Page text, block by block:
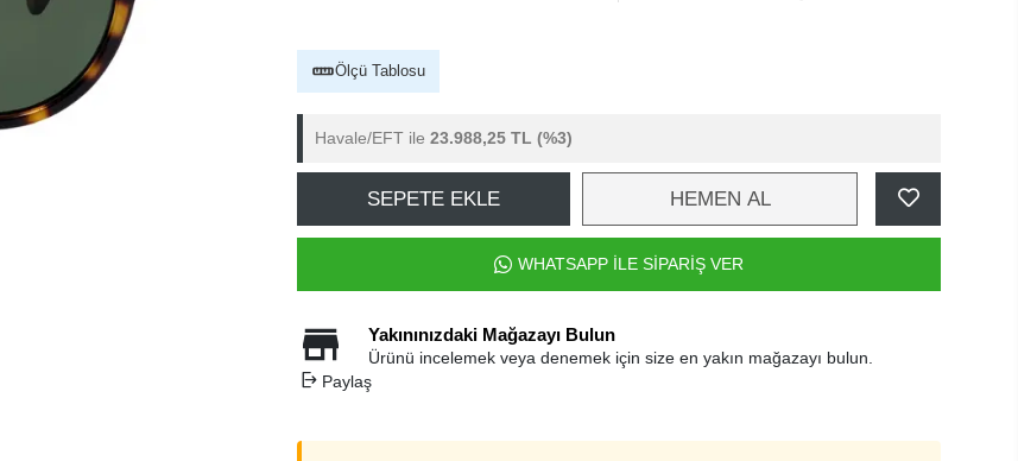
Ölçü Tablosu
Havale/EFT ile 23.988,25 TL (%3)
SEPETE EKLE HEMEN AL
WHATSAPP İLE SİPARİŞ VER
Yakınınızdaki Mağazayı Bulun
Ürünü incelemek veya denemek için size en yakın mağazayı bulun.
Paylaş